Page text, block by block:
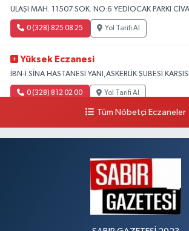
ULAŞI MAH. 11507 SOK. NO:6 YEDİOCAK PARKI
0 (328) 825 08 25 Yol Tarifi Al
Yüksek Eczanesi
İBN-İ SİNA HASTANESİ YANI,ASKERLİK ŞUBESİ KARŞISI
0 (328) 812 02 00 Yol Tarifi Al
Tüm Nöbetçi Eczaneler